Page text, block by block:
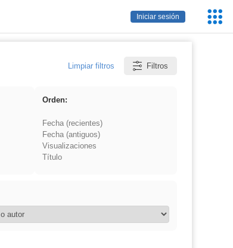
Iniciar sesión
Limpiar filtros Filtros
Orden:
Fecha (recientes)
Fecha (antiguos)
Visualizaciones
Título